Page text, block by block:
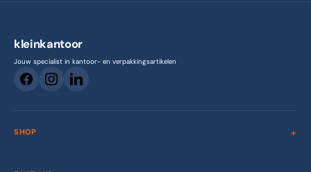
kleinkantoor
Jouw specialist in kantoor- en verpakkingsartikelen
SHOP